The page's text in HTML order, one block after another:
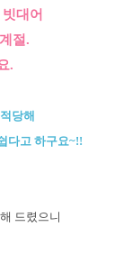
대어
절.
.
당해
다고 하구요~!!
드렸으니